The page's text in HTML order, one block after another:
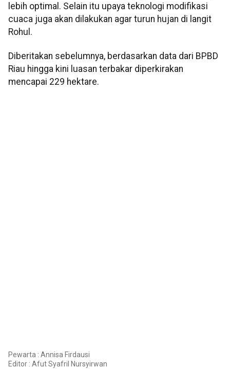
lebih optimal. Selain itu upaya teknologi modifikasi
cuaca juga akan dilakukan agar turun hujan di langit
Rohul.
Diberitakan sebelumnya, berdasarkan data dari BPBD
Riau hingga kini luasan terbakar diperkirakan
mencapai 229 hektare.
Pewarta : Annisa Firdausi
Editor : Afut Syafril Nursyirwan